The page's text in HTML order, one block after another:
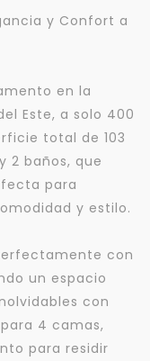
y Confort a
en la
Este, a solo 400
total de 103
2 baños, que
para
y estilo.
con
un espacio
con
4 camas,
para residir